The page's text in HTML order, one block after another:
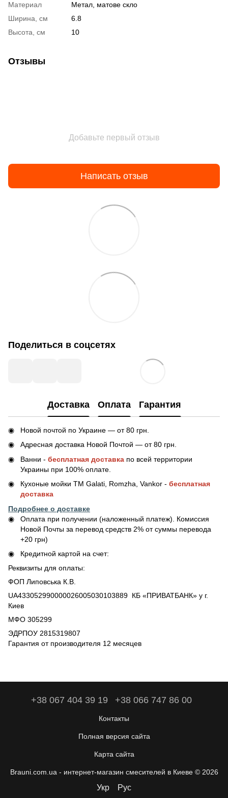
Материал
Метал, матове скло
Ширина, см
6.8
Высота, см
10
Отзывы
Добавьте первый отзыв
Написать отзыв
Поделиться в соцсетях
Доставка Оплата Гарантия
Новой почтой по Украине — от 80 грн.
Адресная доставка Новой Почтой — от 80 грн.
Ванни - бесплатная доставка по всей территории
Украины при 100% оплате.
Кухоные мойки ТМ Galati, Romzha, Vankor - бесплатная
доставка
Подробнее о доставке
Оплата при получении (наложенный платеж). Комиссия
Новой Почты за перевод средств 2% от суммы перевода
+20 грн)
Кредитной картой на счет:
Реквизиты для оплаты:
ФОП Липовська К.В.
UA433052990000026005030103889 КБ «ПРИВАТБАНК» у г.
Киев
МФО 305299
ЭДРПОУ 2815319807
Гарантия от производителя 12 месяцев
+38 067 404 39 19 +38 066 747 86 00
Контакты
Полная версия сайта
Карта сайта
Brauni.com.ua - интернет-магазин смесителей в Киеве © 2026
Укр Рус